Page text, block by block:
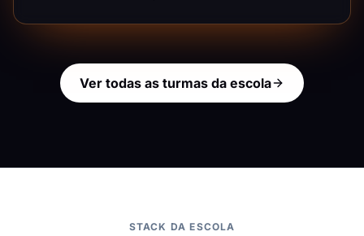
Ver todas as turmas da escola
STACK DA ESCOLA